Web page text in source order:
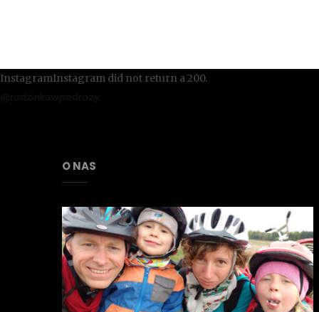
InstagramInstagram did not return a 200.
O NAS